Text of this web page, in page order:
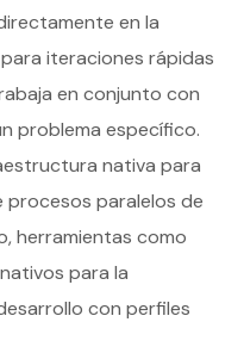
en la
iteraciones rápidas
en conjunto con
problema específico.
nativa para
paralelos de
herramientas como
para la
con perfiles